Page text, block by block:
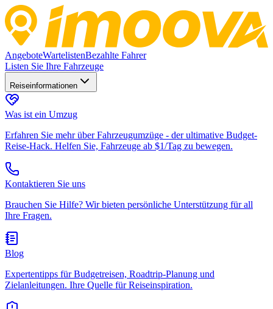
AngeboteWartelistenBezahlte Fahrer
Listen Sie Ihre Fahrzeuge
Reiseinformationen
Was ist ein Umzug
Erfahren Sie mehr über Fahrzeugumzüge - der ultimative Budget-
Reise-Hack. Helfen Sie, Fahrzeuge ab $1/Tag zu bewegen.
Kontaktieren Sie uns
Brauchen Sie Hilfe? Wir bieten persönliche Unterstützung für all
Ihre Fragen.
Blog
Expertentipps für Budgetreisen, Roadtrip-Planung und
Zielanleitungen. Ihre Quelle für Reiseinspiration.